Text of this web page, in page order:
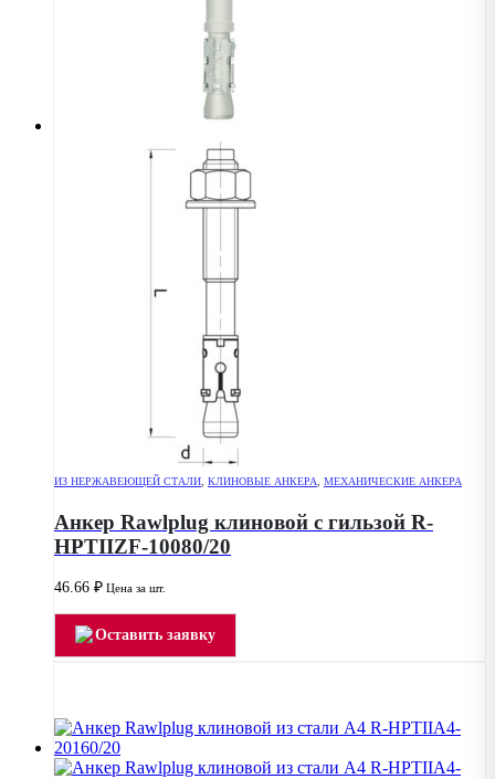
ИЗ НЕРЖАВЕЮЩЕЙ СТАЛИ КЛИНОВЫЕ АНКЕРА МЕХАНИЧЕСКИЕ АНКЕРА
Анкер Rawlplug клиновой с гильзой R-
HPTIIZF-10080/20
46.66 ₽ Цена за шт.
Оставить заявку